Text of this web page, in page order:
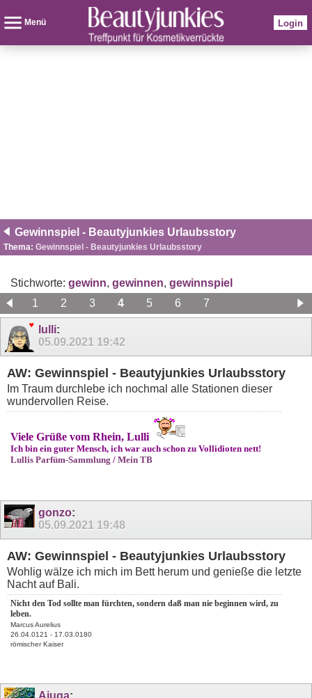
Menü Login
Gewinnspiel - Beautyjunkies Urlaubsstory
Thema: Gewinnspiel - Beautyjunkies Urlaubsstory
Stichworte: gewinn, gewinnen, gewinnspiel
1
2 3 4 5 6 7
lulli:
05.09.2021 19:42
AW: Gewinnspiel - Beautyjunkies Urlaubsstory
Im Traum durchlebe ich nochmal alle Stationen dieser
wundervollen Reise.
Viele Grüße vom Rhein, Lulli
Ich bin ein guter Mensch, ich war auch schon zu Vollidioten nett!
Lullis Parfüm-Sammlung / Mein TB
gonzo:
05.09.2021 19:48
AW: Gewinnspiel - Beautyjunkies Urlaubsstory
Wohlig wälze ich mich im Bett herum und genieße die letzte
Nacht auf Bali.
Nicht den Tod sollte man fürchten, sondern daß man nie beginnen wird, zu
leben.
Marcus Aurelius
26.04.0121 - 17.03.0180
römischer Kaiser